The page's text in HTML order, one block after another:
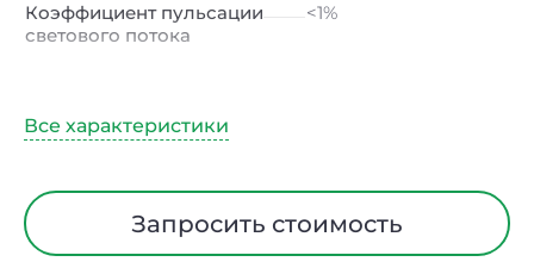
Коэффициент пульсации
светового потока
<1%
Тип кривой силы света
Климатическое
исполнениеЗапросить стоимость